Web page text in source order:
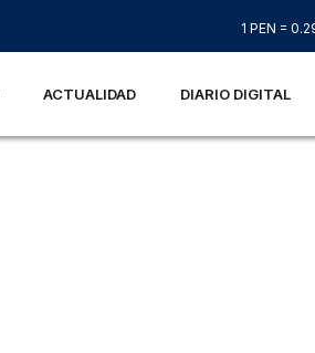
1 PEN =
ACTUALIDAD DIARIO DIGITAL